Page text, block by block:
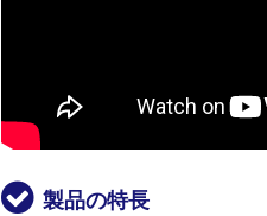
製品の特長